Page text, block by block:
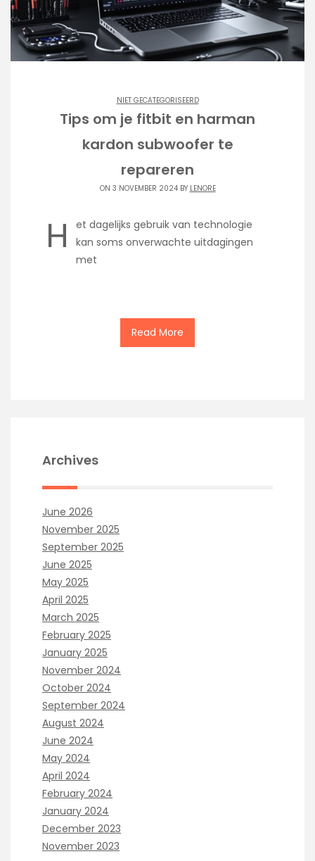
NIET GECATEGORISEERD
Tips om je fitbit en harman
kardon subwoofer te
repareren
ON 3 NOVEMBER 2024 BY LENORE
H
et dagelijks gebruik van technologie
kan soms onverwachte uitdagingen
met
Read More
Archives
June 2026
November 2025
September 2025
June 2025
May 2025
April 2025
March 2025
February 2025
January 2025
November 2024
October 2024
September 2024
August 2024
June 2024
May 2024
April 2024
February 2024
January 2024
December 2023
November 2023